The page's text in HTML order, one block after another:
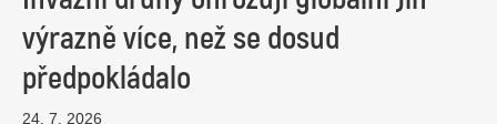
výrazně více, než se dosud
předpokládalo
24. 7. 2026